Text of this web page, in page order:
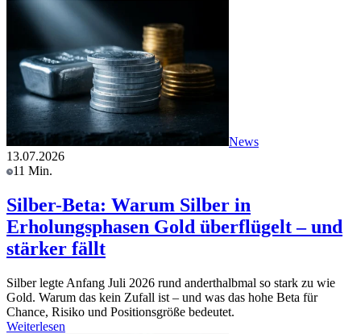
News
13.07.2026
11 Min.
Silber-Beta: Warum Silber in
Erholungsphasen Gold überflügelt – und
stärker fällt
Silber legte Anfang Juli 2026 rund anderthalbmal so stark zu wie
Gold. Warum das kein Zufall ist – und was das hohe Beta für
Chance, Risiko und Positionsgröße bedeutet.
Weiterlesen